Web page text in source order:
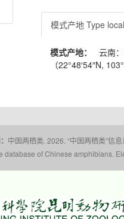
模式产地 Type
模式产地：
云南
（22°48′54″N,
中国两栖类. 2026. “中国两栖类”信
database of Chinese amphibians.